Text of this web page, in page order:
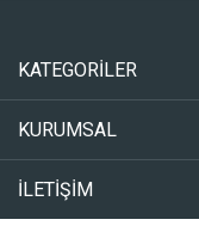
KATEGORİLER
KURUMSAL
İLETİŞİM